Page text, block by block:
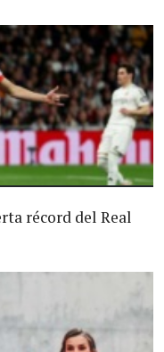
récord del Real